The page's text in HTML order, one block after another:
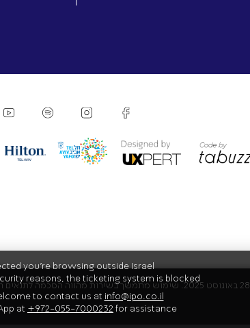
you're browsing outside Israel.
reasons, the ticketing system is blocked.
to contact us at info@ipo.co.il
at +972-055-7000232 for assistance.